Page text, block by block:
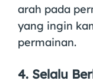
arah pada
yang ingin
permainan.
4. Selalu